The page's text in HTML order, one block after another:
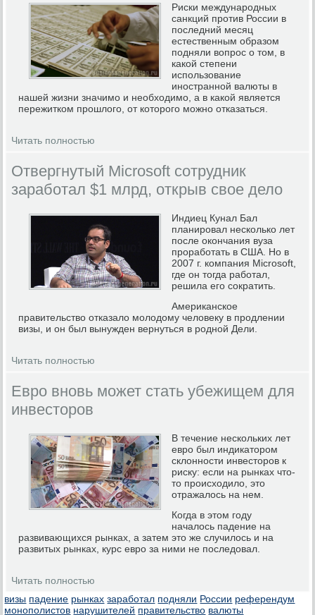
Риски международных
санкций против России в
последний месяц
естественным образом
подняли вопрос о том, в
какой степени
использование
иностранной валюты в
нашей жизни значимо и необходимо, а в какой является
пережитком прошлого, от которого можно отказаться.
Читать полностью
Отвергнутый Microsoft сотрудник
заработал $1 млрд, открыв свое дело
Индиец Кунал Бал
планировал несколько лет
после окончания вуза
проработать в США. Но в
2007 г. компания Microsoft,
где он тогда работал,
решила его сократить.
Американское
правительство отказало молодому человеку в продлении
визы, и он был вынужден вернуться в родной Дели.
Читать полностью
Евро вновь может стать убежищем для
инвесторов
В течение нескольких лет
евро был индикатором
склонности инвесторов к
риску: если на рынках что-
то происходило, это
отражалось на нем.
Когда в этом году
началось падение на
развивающихся рынках, а затем это же случилось и на
развитых рынках, курс евро за ними не последовал.
Читать полностью
визы падение рынках заработал подняли России референдум
монополистов нарушителей правительство валюты